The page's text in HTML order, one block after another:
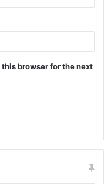
browser for the next